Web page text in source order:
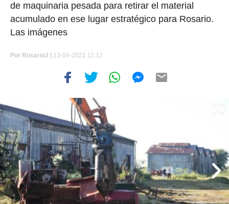
de maquinaria pesada para retirar el material
acumulado en ese lugar estratégico para Rosario.
Las imágenes
Por Rosario3 | 13-04-2021 11:12